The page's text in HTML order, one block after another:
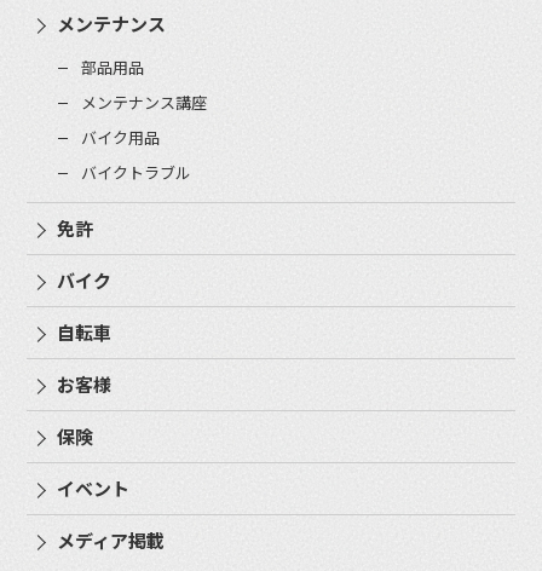
メンテナンス
部品用品
メンテナンス講座
バイク用品
バイクトラブル
免許
バイク
自転車
お客様
保険
イベント
メディア掲載